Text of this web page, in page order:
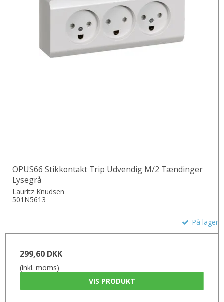
OPUS66 Stikkontakt Trip Udvendig M/2 Tændinger
Lysegrå
Lauritz Knudsen
501N5613
På lager
299,60 DKK
(inkl. moms)
VIS PRODUKT